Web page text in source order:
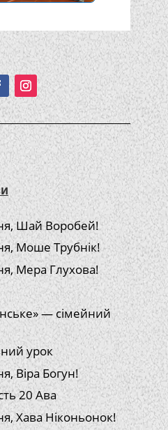
Шай Воробей!
Моше Трубнік!
Мера Глухова!
— сімейний
урок
Віра Богун!
20 Ава
Хава Ніконьонок!